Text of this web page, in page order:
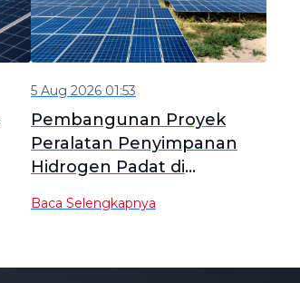
5 Aug 2026 01:53
Pembangunan Proyek
Peralatan Penyimpanan
Hidrogen Padat di
Teknologi Kualitas Energi
Baca Selengkapnya